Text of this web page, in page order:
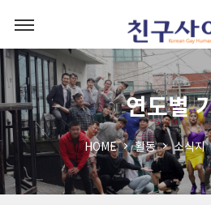
연도별
HOME 활동 소식지